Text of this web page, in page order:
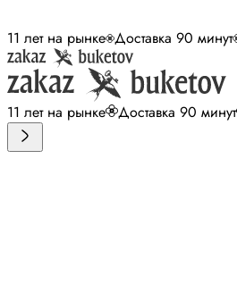
11 лет на рынке Доставка 90 минут
11 лет на рынке Доставка 90 минут